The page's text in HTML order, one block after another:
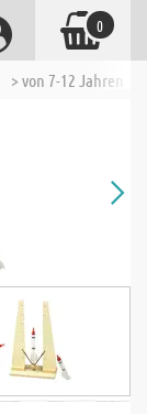
> von 7-12 Jahren
0